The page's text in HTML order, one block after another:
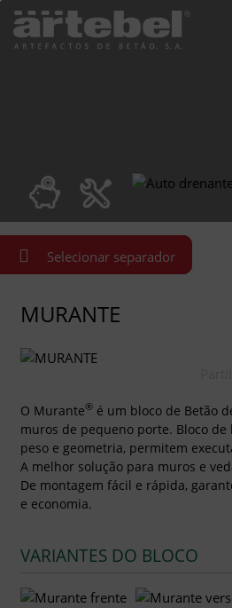
Selecionar separador
MURANTE
O Murante®é um bloco de Betão
muros de pequeno porte. Bloco de
peso e geometria, permitem
A melhor solução para muros e
De montagem fácil e rápida,
e economia.
VARIANTES DO BLOCO